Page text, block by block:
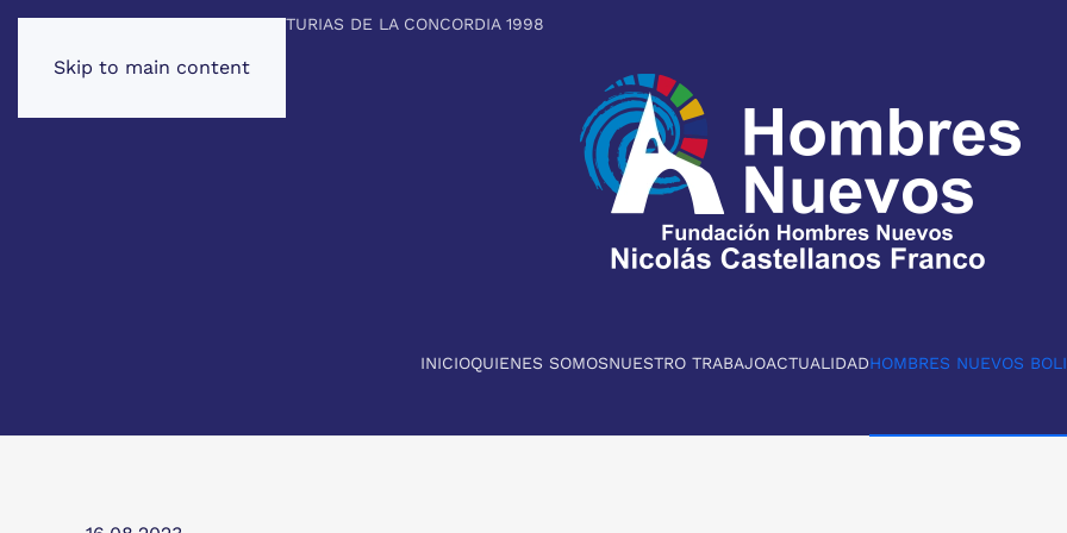
Skip to main content
PREMIO PRINCIPE DE ASTURIAS DE LA CONCORDIA 1998
INICIOQUIENES SOMOSNUESTRO TRABAJOACTUALIDADHOMBRES NUEVOS